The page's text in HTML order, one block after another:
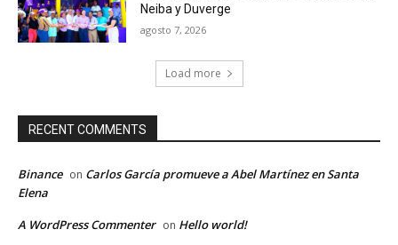
Neiba y Duverge
agosto 7, 2026
Load more
RECENT COMMENTS
Binance on Carlos García promueve a Abel Martínez en Santa
Elena
A WordPress Commenter on Hello world!